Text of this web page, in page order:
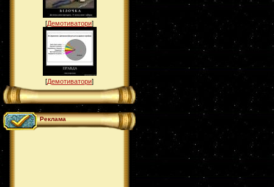
[Демотиватори]
[Демотиватори]
Реклама